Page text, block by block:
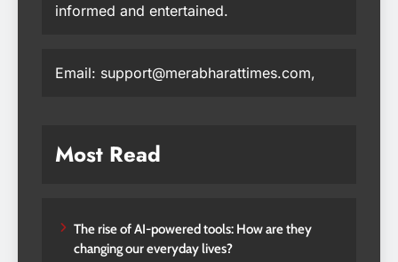
informed and entertained.
Email: support@merabharattimes.com,
Most Read
The rise of AI-powered tools: How are they
changing our everyday lives?